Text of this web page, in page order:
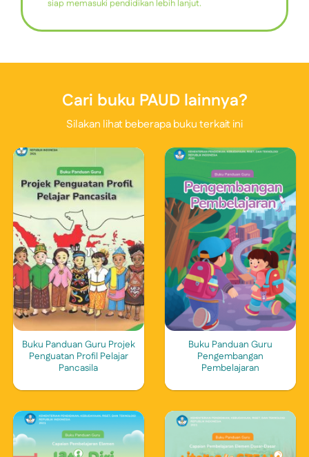
siap memasuki pendidikan lebih lanjut.
Cari buku PAUD lainnya?
Silakan lihat beberapa buku terkait ini
Buku Panduan Guru Projek
Penguatan Profil Pelajar
Pancasila
Buku Panduan Guru
Pengembangan
Pembelajaran